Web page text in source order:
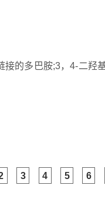
的多巴胺;3，4-二羟
3 4 5 6